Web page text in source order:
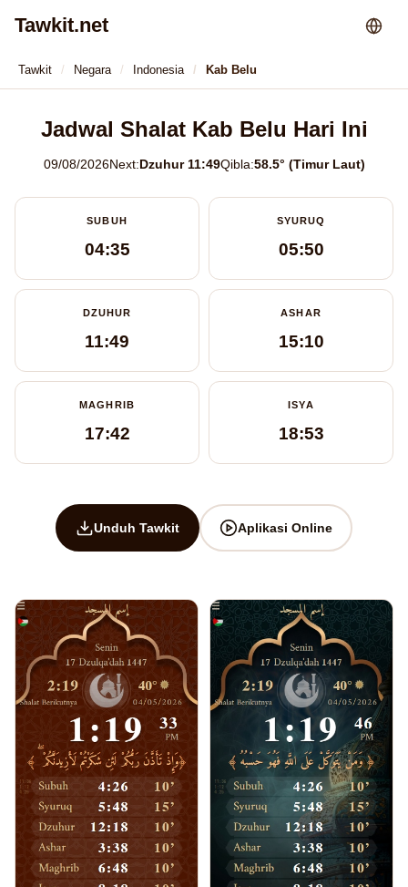
Tawkit.net
Tawkit Negara Indonesia Kab Belu
Jadwal Shalat Kab Belu Hari Ini
09/08/2026Next:Dzuhur 11:49Qibla:58.5° (Timur Laut)
SUBUH
04:35
SYURUQ
05:50
DZUHUR
11:49
ASHAR
15:10
MAGHRIB
17:42
ISYA
18:53
Unduh Tawkit Aplikasi Online